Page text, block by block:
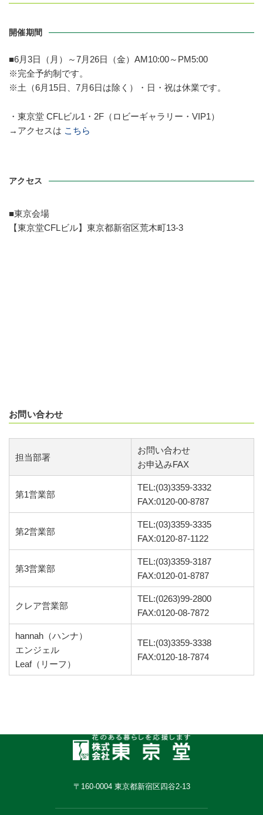
開催期間
■6月3日（月）～7月26日（金）AM10:00～PM5:00
※完全予約制です。
※土（6月15日、7月6日は除く）・日・祝は休業です。
・東京堂 CFLビル1・2F（ロビーギャラリー・VIP1）
→アクセスは こちら
アクセス
■東京会場
【東京堂CFLビル】東京都新宿区荒木町13-3
お問い合わせ
担当部署
お問い合わせ
お申込みFAX
第1営業部
TEL:(03)3359-3332
FAX:0120-00-8787
第2営業部
TEL:(03)3359-3335
FAX:0120-87-1122
第3営業部
TEL:(03)3359-3187
FAX:0120-01-8787
クレア営業部
TEL:(0263)99-2800
FAX:0120-08-7872
hannah（ハンナ）
エンジェル
Leaf（リーフ）
TEL:(03)3359-3338
FAX:0120-18-7874
〒160-0004 東京都新宿区四谷2-13